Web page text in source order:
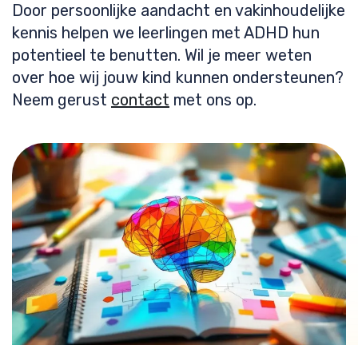
Door persoonlijke aandacht en vakinhoudelijke
kennis helpen we leerlingen met ADHD hun
potentieel te benutten. Wil je meer weten
over hoe wij jouw kind kunnen ondersteunen?
Neem gerust contact met ons op.